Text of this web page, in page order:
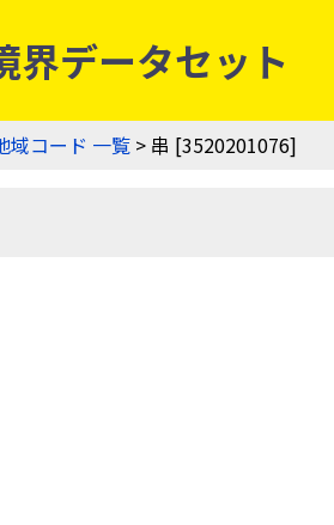
データセット
域コード 一覧 > 串 [3520201076]